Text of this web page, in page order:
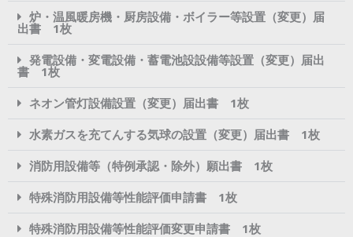
炉・温風暖房機・厨房設備・ボイラー等設置（変更）届
出書 1枚
発電設備・変電設備・蓄電池設設備等設置（変更）届出
書 1枚
ネオン管灯設備設置（変更）届出書 1枚
水素ガスを充てんする気球の設置（変更）届出書 1枚
消防用設備等（特例承認・除外）願出書 1枚
特殊消防用設備等性能評価申請書 1枚
特殊消防用設備等性能評価変更申請書 1枚